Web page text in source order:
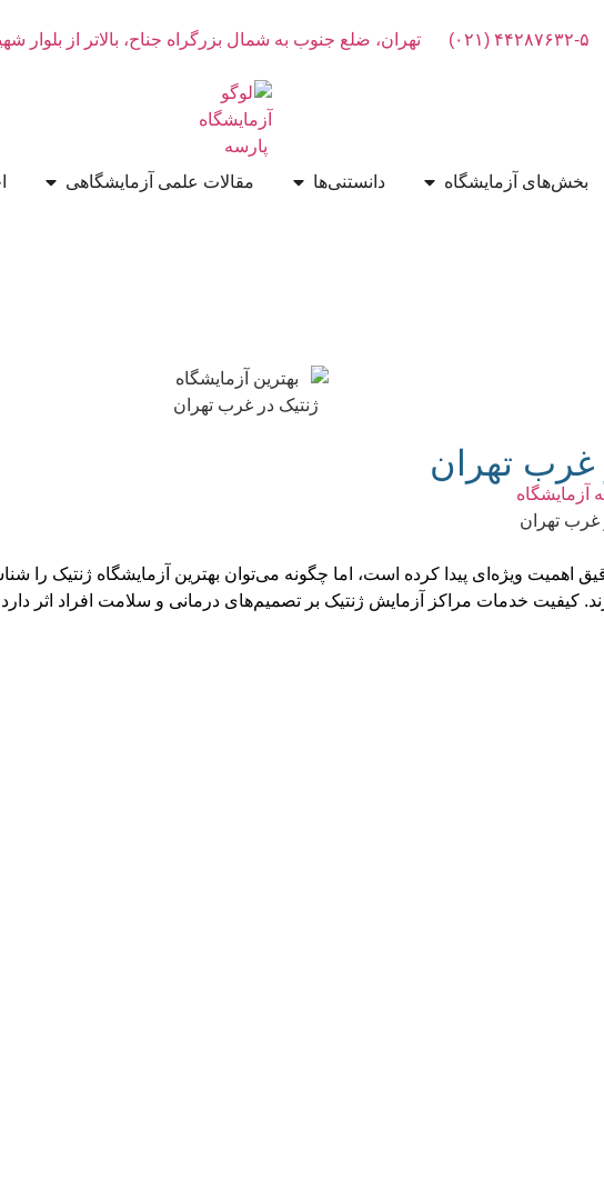
۵ (۰۲۱) تهران، ضلع جنوب به شمال بزرگراه جناح، بالاتر از بلوار شهید
آزمایشگاه دانستنی‌ها مقالات علمی آزمایشگاهی اخبار
تهران
ویژه‌ای پیدا کرده است، اما چگونه می‌توان بهترین آزمایشگاه ژنتیک را شناسایی
مراکز آزمایش ژنتیک بر تصمیم‌های درمانی و سلامت افراد اثر دارد. عواملی